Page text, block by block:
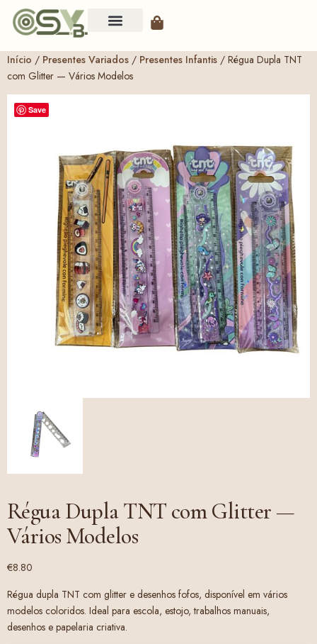
Início / Presentes Variados / Presentes Infantis / Régua Dupla TNT
com Glitter — Vários Modelos
Save
Régua Dupla TNT com Glitter —
Vários Modelos
€8.80
Régua dupla TNT com glitter e desenhos fofos, disponível em vários
modelos coloridos. Ideal para escola, estojo, trabalhos manuais,
desenhos e papelaria criativa.